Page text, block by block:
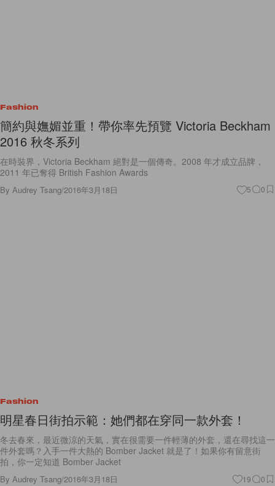
Fashion
簡約與嫵媚並重！帶你率先預覽 Victoria Beckham
2016 秋冬系列
在時裝界，Victoria Beckham 絕對是一個傳奇。2008 年才成立品牌，
2011 年已奪得 British Fashion Awards
By Audrey Tsang/2016年3月18日 5 0
Fashion
明星春日街拍示範：她們都在穿同一款外套！
冬去春來，最近微涼的天氣，實在很需要一件輕薄的外套，還在尋找這一
件外套嗎？入手一件大熱的 Bomber Jacket 就是了！如果你有留意街
拍，你一定知道 Bomber Jacket
By Audrey Tsang/2016年3月18日 19 0